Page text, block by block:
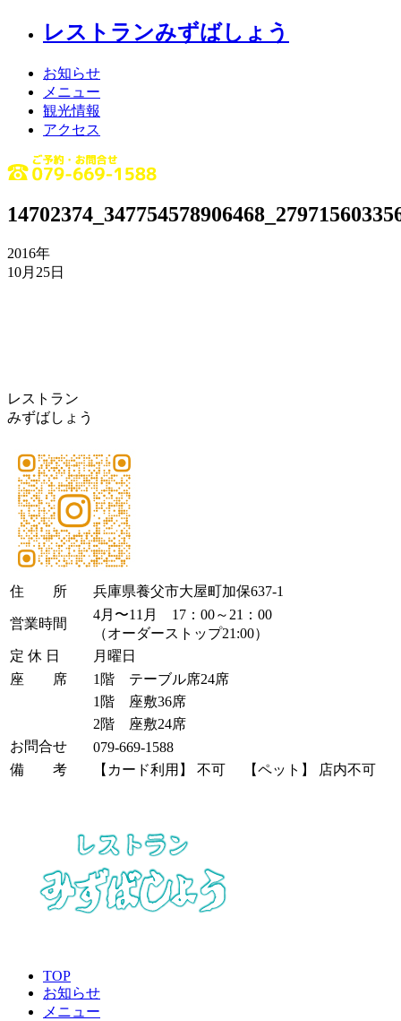
レストランみずばしょう
お知らせ
メニュー
観光情報
アクセス
2016年
10月25日
レストラン
みずばしょう
住 所 兵庫県養父市大屋町加保637-1
営業時間
4月〜11月 17：00～21：00
（オーダーストップ21:00）
定 休 日
月曜日
座 席
1階 テーブル席24席
1階 座敷36席
2階 座敷24席
お問合せ
079-669-1588
備 考
【カード利用】 不可 【ペット】 店内不可
TOP
お知らせ
メニュー